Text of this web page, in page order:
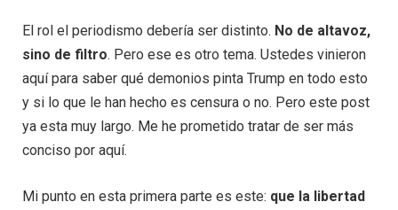
El rol el periodismo debería ser distinto. No de altavoz,
sino de filtro. Pero ese es otro tema. Ustedes vinieron
aquí para saber qué demonios pinta Trump en todo esto
y si lo que le han hecho es censura o no. Pero este post
ya esta muy largo. Me he prometido tratar de ser más
conciso por aquí.
Mi punto en esta primera parte es este: que la libertad